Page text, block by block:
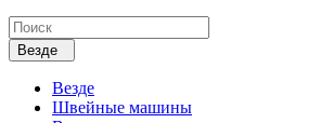
Везде
Везде
Швейные машины